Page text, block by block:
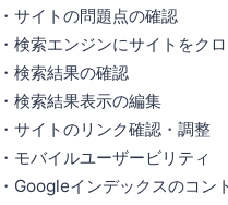
問題点の確認
ンにサイトをクロー
の確認
表示の編集
ンク確認・調整
ーザービリティ
デックスのコント